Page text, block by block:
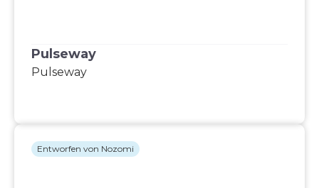
Pulseway
Pulseway
Entworfen von Nozomi